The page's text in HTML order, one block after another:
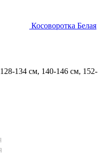
Косоворотка Белая
128-134 см, 140-146 см, 152-